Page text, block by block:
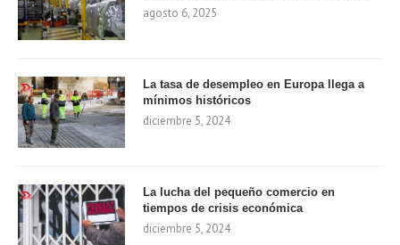
agosto 6, 2025
La tasa de desempleo en Europa llega a
mínimos históricos
diciembre 5, 2024
La lucha del pequeño comercio en
tiempos de crisis económica
diciembre 5, 2024